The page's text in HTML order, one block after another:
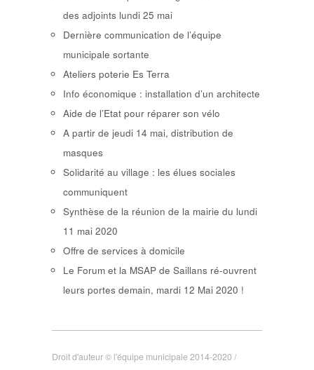
des adjoints lundi 25 mai
Dernière communication de l’équipe
municipale sortante
Ateliers poterie Es Terra
Info économique : installation d’un architecte
Aide de l’Etat pour réparer son vélo
A partir de jeudi 14 mai, distribution de
masques
Solidarité au village : les élues sociales
communiquent
Synthèse de la réunion de la mairie du lundi
11 mai 2020
Offre de services à domicile
Le Forum et la MSAP de Saillans ré-ouvrent
leurs portes demain, mardi 12 Mai 2020 !
Droit d'auteur © l'équipe municipale 2014-2020 /